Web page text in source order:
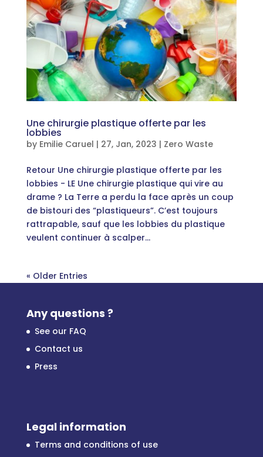
Une chirurgie plastique offerte par les
lobbies
by Emilie Caruel | 27, Jan, 2023 | Zero Waste
Retour Une chirurgie plastique offerte par les
lobbies - LE Une chirurgie plastique qui vire au
drame ? La Terre a perdu la face après un coup
de bistouri des “plastiqueurs”. C’est toujours
rattrapable, sauf que les lobbies du plastique
veulent continuer à scalper...
« Older Entries
Any questions ?
See our FAQ
Contact us
Press
Legal information
Terms and conditions of use